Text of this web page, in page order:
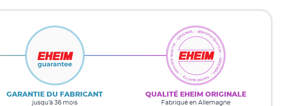
GARANTIE DU FABRICANT
jusqu'à 36 mois
QUALITÉ EHEIM ORIGINALE
Fabriqué en Allemagne